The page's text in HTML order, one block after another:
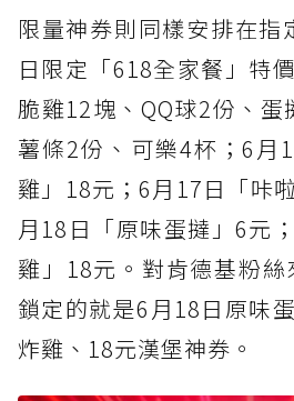
限量神券則同樣安排在指
日限定「618全家餐」特
脆雞12塊、QQ球2份、蛋
薯條2份、可樂4杯；6月
雞」18元；6月17日「咔
月18日「原味蛋撻」6元
雞」18元。對肯德基粉
鎖定的就是6月18日原味
炸雞、18元漢堡神券。